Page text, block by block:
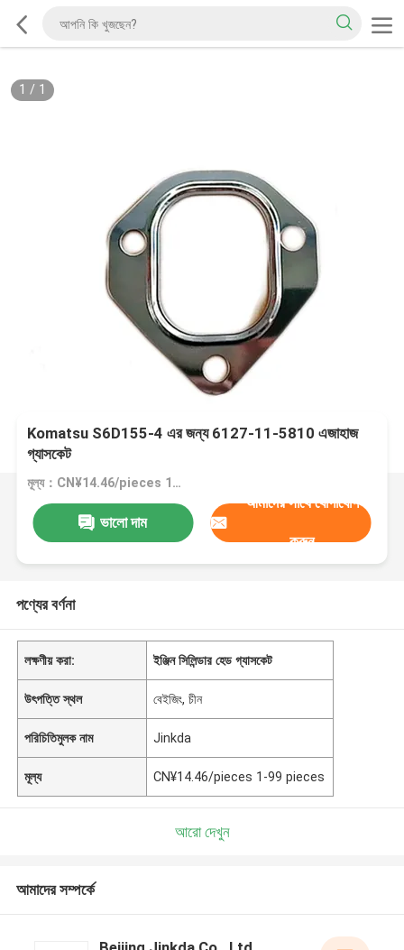
1 / 1
Komatsu S6D155-4 এর জন্য 6127-11-5810 এজাহাজ
গ্যাসকেট
মূল্য：CN¥14.46/pieces 1-99 pieces
ভালো দাম
আমাদের সাথে যোগাযোগ
করুন
পণ্যের বর্ণনা
লক্ষণীয় করা: ইঞ্জিন সিলিন্ডার হেড গ্যাসকেট
উৎপত্তি স্থল বেইজিং, চীন
পরিচিতিমুলক নাম Jinkda
মূল্য CN¥14.46/pieces 1-99 pieces
আরো দেখুন
আমাদের সম্পর্কে